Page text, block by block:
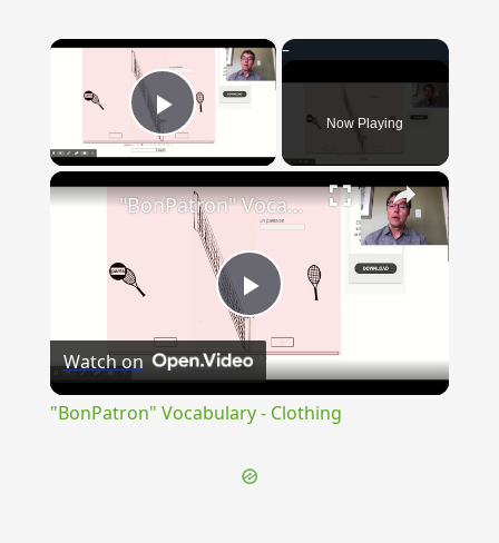
×
Play Video Now Playing
×
Play
Video
"BonPatron" Vocabulary - Clothing
Watch on
"BonPatron" Vocabulary - Clothing